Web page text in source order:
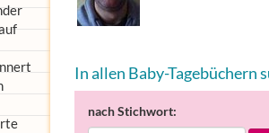
In allen Baby-Tagebüchern
nach Stichwort: